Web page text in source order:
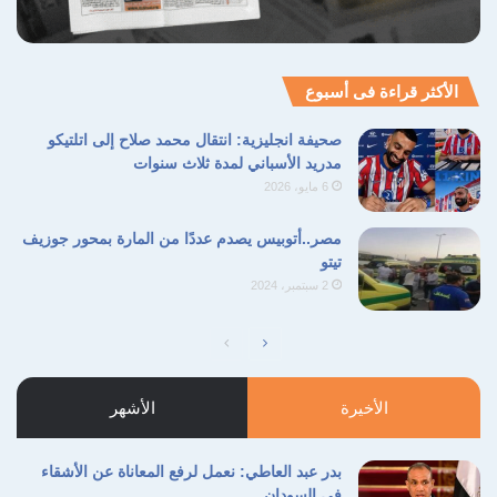
نسخ الرابط
الأكثر قراءة فى أسبوع
صحيفة انجليزية: انتقال محمد صلاح إلى اتلتيكو
مدريد الأسباني لمدة ثلاث سنوات
6 مايو، 2026
مصر..أتوبيس يصدم عددًا من المارة بمحور جوزيف
تيتو
2 سبتمبر، 2024
الصفحة
السابقة
الصفحة
التالية
الأخيرة الأشهر
بدر عبد العاطي: نعمل لرفع المعاناة عن الأشقاء